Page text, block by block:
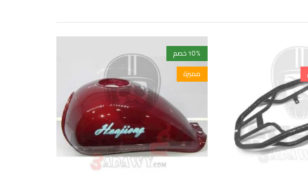
10% خصم
مميزة